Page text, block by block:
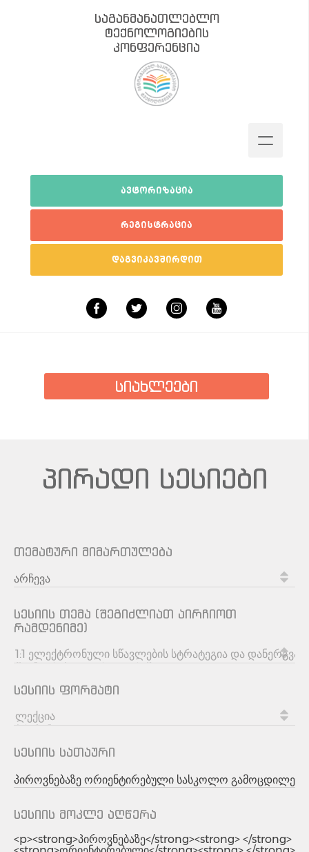
საგანმანათლებლო
ტექნოლოგიების
კონფერენცია
ავტორიზაცია
რეგისტრაცია
დაგვიკავშირდით
სიახლეები
პირადი სესიები
თემატური მიმართულება
სესიის თემა (შეგიძლიათ აირჩიოთ
რამდენიმე)
სესიის ფორმატი
სესიის სათაური
სესიის მოკლე აღწერა